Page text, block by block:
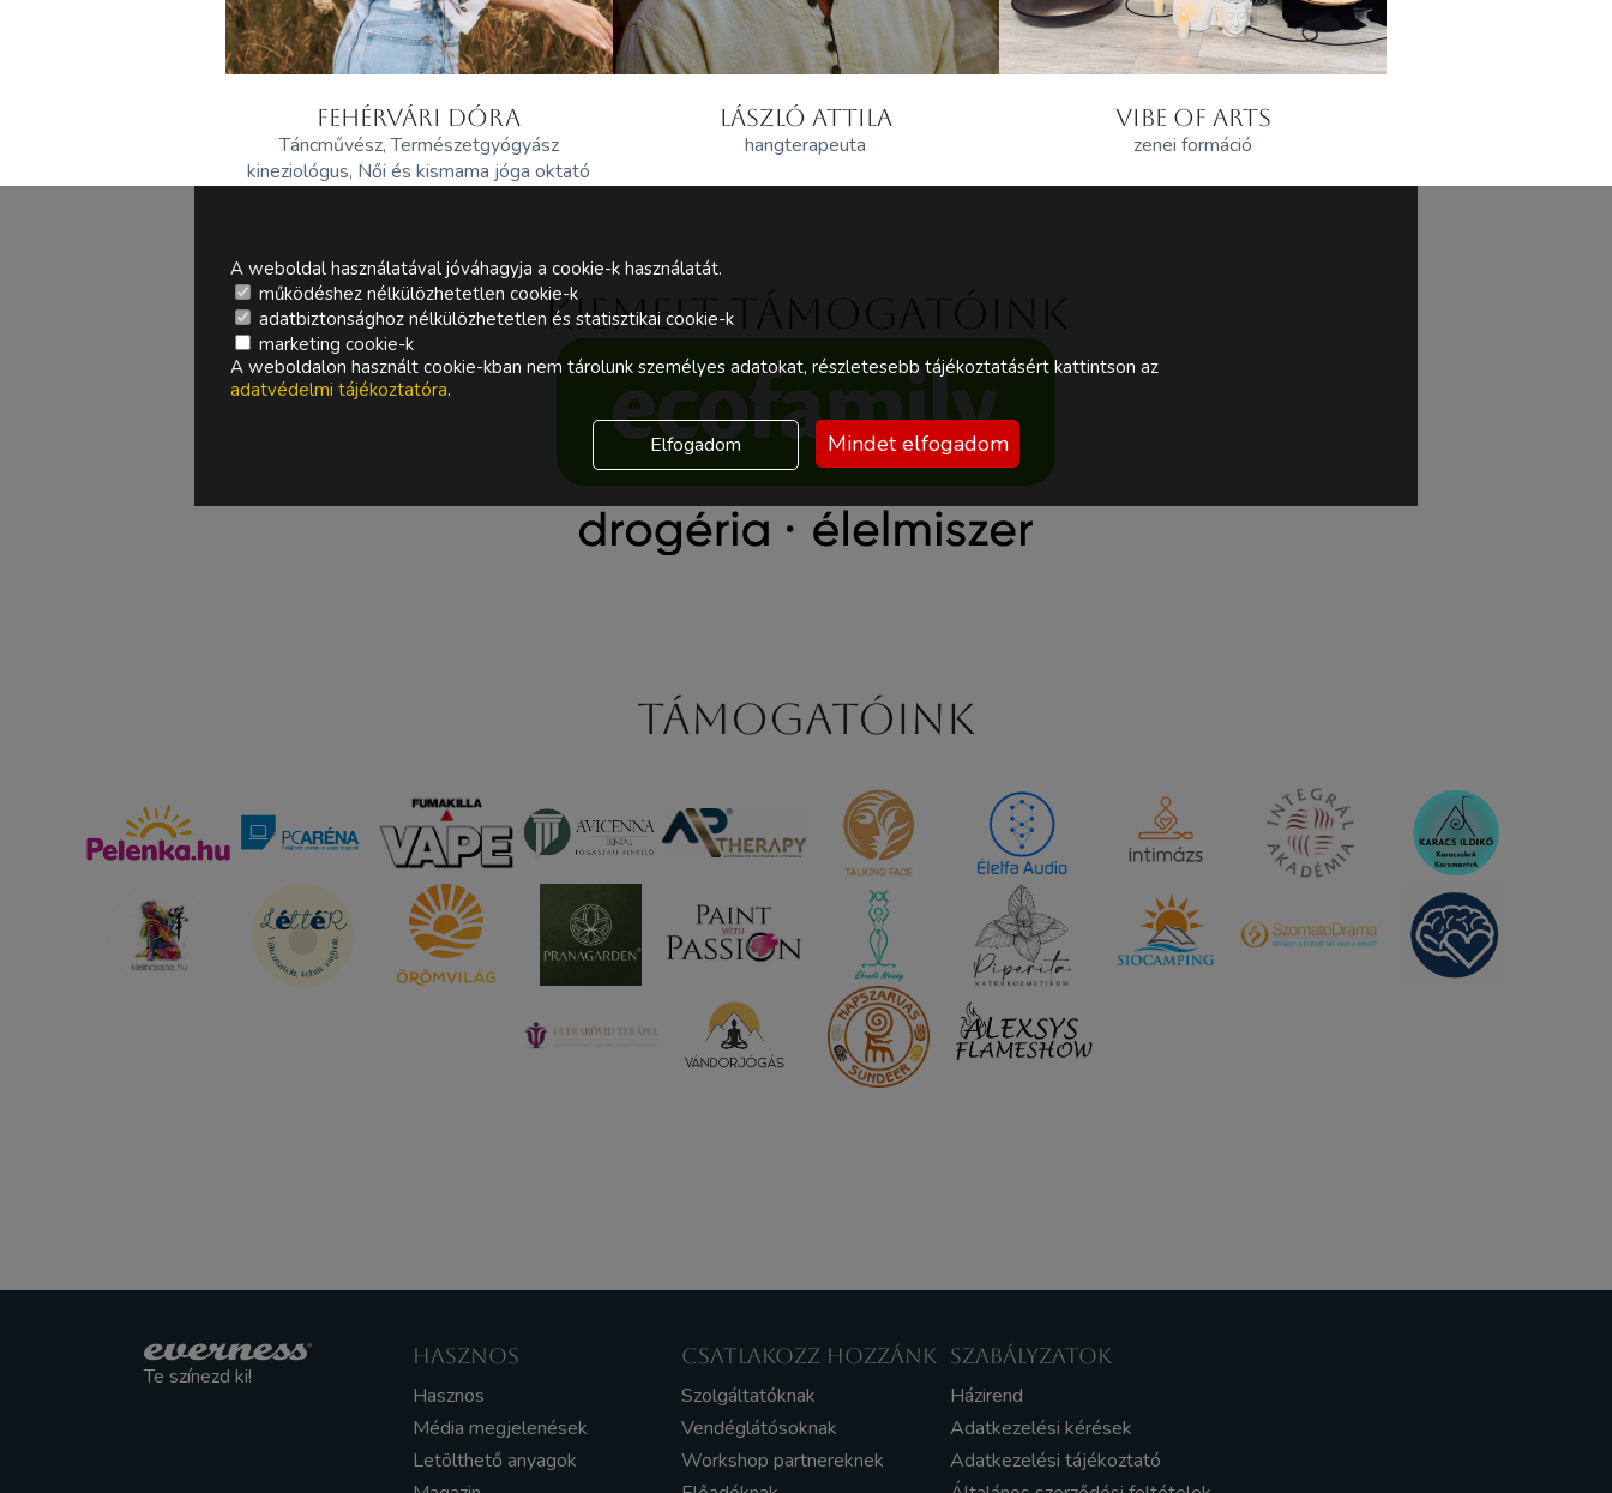
FEHÉRVÁRI DÓRA
Táncművész, Természetgyógyász
kineziológus, Női és kismama jóga oktató
LÁSZLÓ ATTILA
hangterapeuta
VIBE OF ARTS
zenei formáció
Kiemelt támogatóink
Támogatóink
Te színezd ki!
HASZNOS
Hasznos
Média megjelenések
Letölthető anyagok
CSATLAKOZZ HOZZÁNK
Szolgáltatóknak
Vendéglátósoknak
Workshop partnereknek
SZABÁLYZATOK
Házirend
Adatkezelési kérések
Adatkezelési tájékoztató
A weboldal használatával jóváhagyja a cookie-k használatát.
működéshez nélkülözhetetlen cookie-k
adatbiztonsághoz nélkülözhetetlen és statisztikai cookie-k
marketing cookie-k
A weboldalon használt cookie-kban nem tárolunk személyes adatokat, részletesebb tájékoztatásért kattintson az
adatvédelmi tájékoztatóra.
Elfogadom Mindet elfogadom